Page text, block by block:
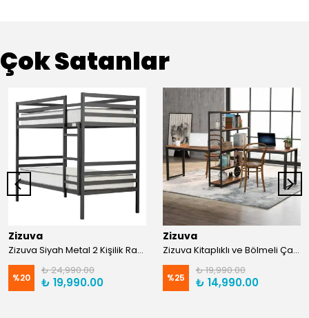
Çok Satanlar
Zizuva
Zizuva Siyah Metal 2 Kişilik Ranza | TR0011-F
%20
₺ 24,990.00
₺ 19,990.00
Zizuva
Zizuva Kitaplıklı ve Bölmeli Çalışma Masası | CM1021-F-Suntalam
%25
₺ 19,990.00
₺ 14,990.00